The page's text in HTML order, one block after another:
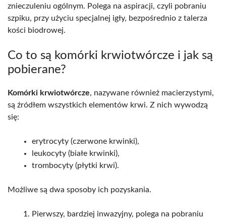
znieczuleniu ogólnym. Polega na aspiracji, czyli pobraniu
szpiku, przy użyciu specjalnej igły, bezpośrednio z talerza
kości biodrowej.
Co to są komórki krwiotwórcze i jak są
pobierane?
Komórki krwiotwórcze, nazywane również macierzystymi,
są źródłem wszystkich elementów krwi. Z nich wywodzą
się:
erytrocyty (czerwone krwinki),
leukocyty (białe krwinki),
trombocyty (płytki krwi).
Możliwe są dwa sposoby ich pozyskania.
Pierwszy, bardziej inwazyjny, polega na pobraniu